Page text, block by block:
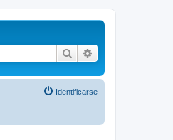
Buscar
Identificarse